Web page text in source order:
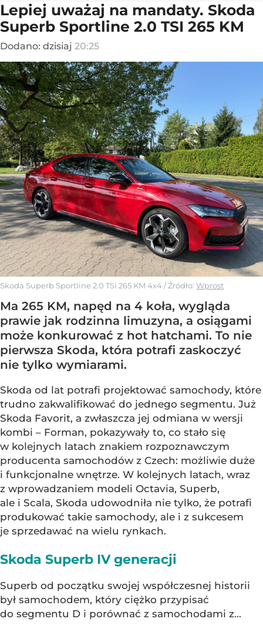
Lepiej uważaj na mandaty. Skoda
Superb Sportline 2.0 TSI 265 KM
Dodano: dzisiaj 20:25
Skoda Superb Sportline 2.0 TSI 265 KM 4x4/ Źródło: Wprost
Ma 265 KM, napęd na 4 koła, wygląda
prawie jak rodzinna limuzyna, a osiągami
może konkurować z hot hatchami. To nie
pierwsza Skoda, która potrafi zaskoczyć
nie tylko wymiarami.
Skoda od lat potrafi projektować samochody, które
trudno zakwalifikować do jednego segmentu. Już
Skoda Favorit, a zwłaszcza jej odmiana w wersji
kombi – Forman, pokazywały to, co stało się
w kolejnych latach znakiem rozpoznawczym
producenta samochodów z Czech: możliwie duże
i funkcjonalne wnętrze. W kolejnych latach, wraz
z wprowadzaniem modeli Octavia, Superb,
ale i Scala, Skoda udowodniła nie tylko, że potrafi
produkować takie samochody, ale i z sukcesem
je sprzedawać na wielu rynkach.
Skoda Superb IV generacji
Superb od początku swojej współczesnej historii
był samochodem, który ciężko przypisać
do segmentu D i porównać z samochodami z...